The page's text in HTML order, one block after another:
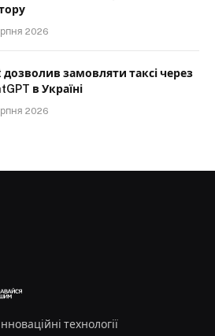
2026
дозволив замовляти таксі через
в Україні
2026
технології